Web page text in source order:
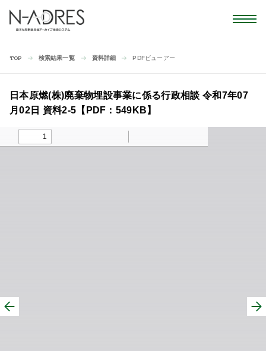
TOP 検索結果一覧 資料詳細 PDFビューアー
日本原燃(株)廃棄物埋設事業に係る行政相談 令和7年07
月02日 資料2-5【PDF：549KB】